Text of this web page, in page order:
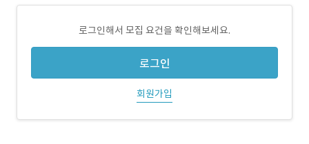
로그인해서 모집 요건을 확인해보세요.
로그인
회원가입